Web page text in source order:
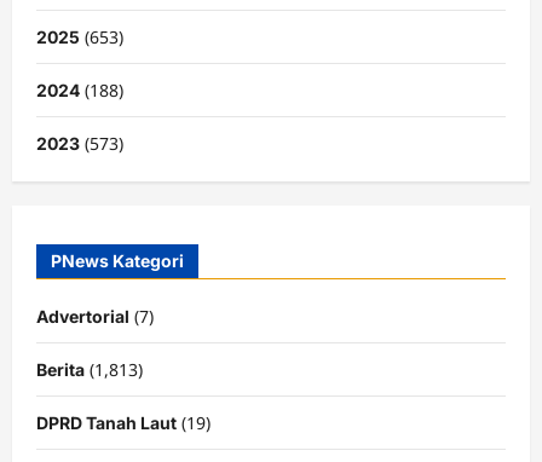
2025 (653)
2024 (188)
2023 (573)
PNews Kategori
Advertorial (7)
Berita (1,813)
DPRD Tanah Laut (19)